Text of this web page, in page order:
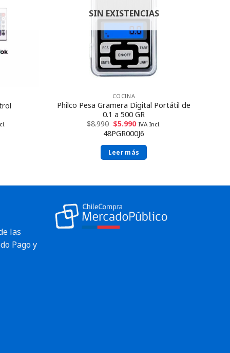
SIN EXISTENCIAS
COCINA
Philco Pesa Gramera Digital Portátil de
0.1 a 500 GR
$8.990 $5.990 IVA Incl.
48PGR000J6
Leer más
las
Pago y